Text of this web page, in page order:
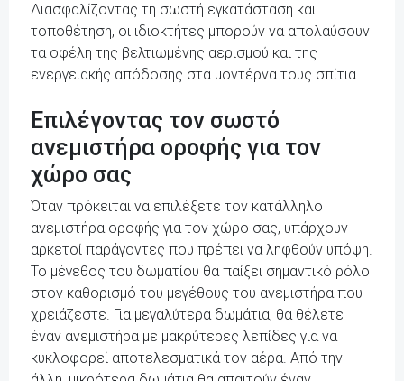
Διασφαλίζοντας τη σωστή εγκατάσταση και
τοποθέτηση, οι ιδιοκτήτες μπορούν να απολαύσουν
τα οφέλη της βελτιωμένης αερισμού και της
ενεργειακής απόδοσης στα μοντέρνα τους σπίτια.
Επιλέγοντας τον σωστό
ανεμιστήρα οροφής για τον
χώρο σας
Όταν πρόκειται να επιλέξετε τον κατάλληλο
ανεμιστήρα οροφής για τον χώρο σας, υπάρχουν
αρκετοί παράγοντες που πρέπει να ληφθούν υπόψη.
Το μέγεθος του δωματίου θα παίξει σημαντικό ρόλο
στον καθορισμό του μεγέθους του ανεμιστήρα που
χρειάζεστε. Για μεγαλύτερα δωμάτια, θα θέλετε
έναν ανεμιστήρα με μακρύτερες λεπίδες για να
κυκλοφορεί αποτελεσματικά τον αέρα. Από την